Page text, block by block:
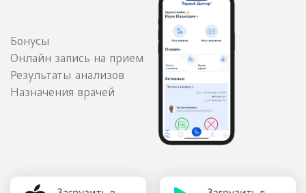
Бонусы
Онлайн запись на прием
Результаты анализов
Назначения врачей